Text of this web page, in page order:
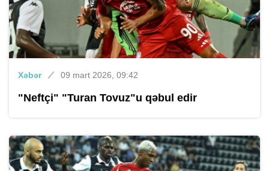
Xəbər 09 mart 2026, 09:42
"Neftçi" "Turan Tovuz"u qəbul edir